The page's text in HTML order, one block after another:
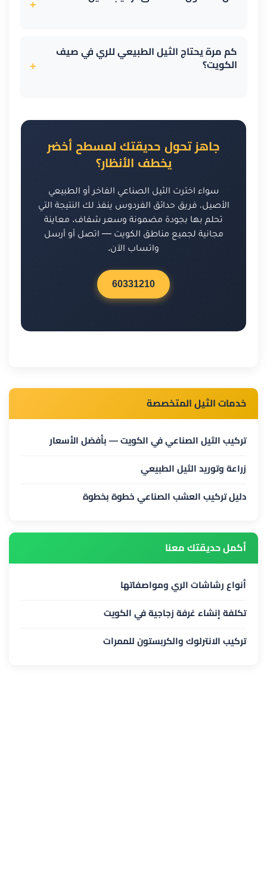
+
بضمان حقيقي يغطي جودة الخامة وسلامة التنفيذ،
ويُسلَّم لك موثقاً مع المشروع. ثقتنا في شغلنا تأتي
كم مرة يحتاج الثيل الطبيعي للري في صيف
الكويت؟
+
أن يكون فجراً لتقليل التبخر. تركيب شبكة رشاشات
أثناء سفرك ويوفر من استهلاك المياه بشكل ملموس
مقارنة بالري اليدوي.
جاهز تحول حديقتك لمسطح أخضر
يخطف الأنظار؟
سواء اخترت الثيل الصناعي الفاخر أو الطبيعي
الأصيل، فريق حدائق الفردوس ينفذ لك النتيجة التي
تحلم بها بجودة مضمونة وسعر شفاف. معاينة
مجانية لجميع مناطق الكويت — اتصل أو أرسل
واتساب الآن.
60331210
خدمات الثيل المتخصصة
تركيب الثيل الصناعي في الكويت — بأفضل الأسعار
زراعة وتوريد الثيل الطبيعي
دليل تركيب العشب الصناعي خطوة بخطوة
أكمل حديقتك معنا
أنواع رشاشات الري ومواصفاتها
تكلفة إنشاء غرفة زجاجية في الكويت
تركيب الانترلوك والكربستون للممرات